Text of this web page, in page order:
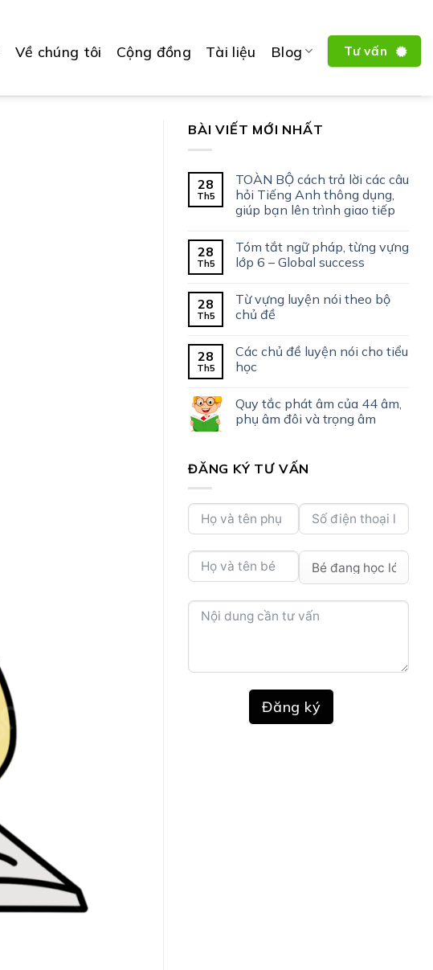
Về chúng tôi Cộng đồng Tài liệu Blog Tư vấn
BÀI VIẾT MỚI NHẤT
28
Th5
TOÀN BỘ cách trả lời các câu
hỏi Tiếng Anh thông dụng,
giúp bạn lên trình giao tiếp
28
Th5
Tóm tắt ngữ pháp, từng vựng
lớp 6 – Global success
28
Th5
Từ vựng luyện nói theo bộ
chủ đề
28
Th5
Các chủ đề luyện nói cho tiểu
học
Quy tắc phát âm của 44 âm,
phụ âm đôi và trọng âm
ĐĂNG KÝ TƯ VẤN
Đăng ký